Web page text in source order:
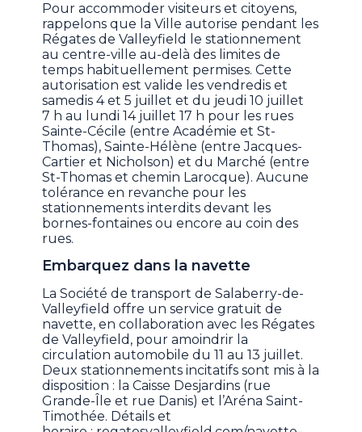
Pour accommoder visiteurs et citoyens,
rappelons que la Ville autorise pendant les
Régates de Valleyfield le stationnement
au centre-ville au-delà des limites de
temps habituellement permises. Cette
autorisation est valide les vendredis et
samedis 4 et 5 juillet et du jeudi 10 juillet
7 h au lundi 14 juillet 17 h pour les rues
Sainte-Cécile (entre Académie et St-
Thomas), Sainte-Hélène (entre Jacques-
Cartier et Nicholson) et du Marché (entre
St-Thomas et chemin Larocque). Aucune
tolérance en revanche pour les
stationnements interdits devant les
bornes-fontaines ou encore au coin des
rues.
Embarquez dans la navette
La Société de transport de Salaberry-de-
Valleyfield offre un service gratuit de
navette, en collaboration avec les Régates
de Valleyfield, pour amoindrir la
circulation automobile du 11 au 13 juillet.
Deux stationnements incitatifs sont mis à la
disposition : la Caisse Desjardins (rue
Grande-Île et rue Danis) et l’Aréna Saint-
Timothée. Détails et